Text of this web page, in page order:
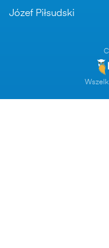
Józef Piłsudski